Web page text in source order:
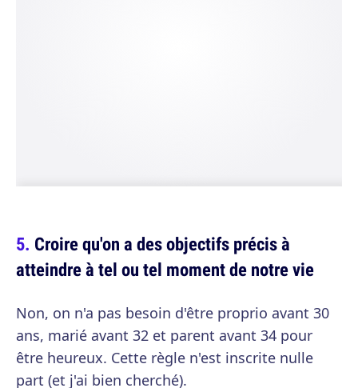
Croire qu'on a des objectifs précis à
atteindre à tel ou tel moment de notre vie
Non, on n'a pas besoin d'être proprio avant 30
ans, marié avant 32 et parent avant 34 pour
être heureux. Cette règle n'est inscrite nulle
part (et j'ai bien cherché).